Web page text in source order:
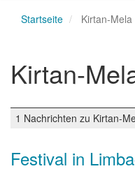
Startseite Kirtan-Mela
Kirtan-
1 Nachrichten zu Kirtan-
Festival in